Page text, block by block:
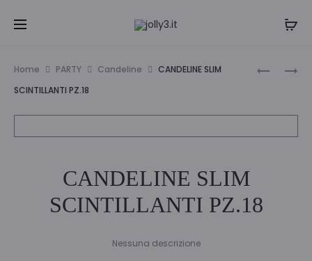
i
BUON
10PZ
Home PARTY Candeline
CANDELINE SLIM
SCINTILLANTI PZ.18
CANDELINE SLIM
SCINTILLANTI PZ.18
Nessuna descrizione